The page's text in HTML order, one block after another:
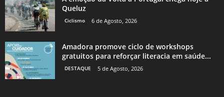
Queluz
Ciclismo 6 de Agosto, 2026
Amadora promove ciclo de workshops
gratuitos para reforçar literacia em saúde...
DESTAQUE 5 de Agosto, 2026